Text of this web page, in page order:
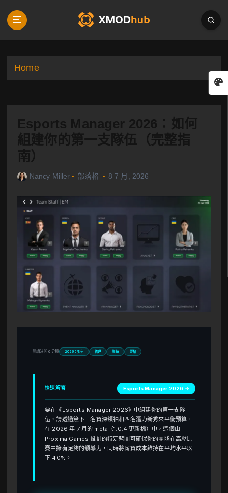
p
Home
Esports Manager 2026：如何
組建你的第一支隊伍（完整指
南）
Nancy Miller 部落格 8 7 月, 2026
閱讀時間 6 分鐘 2026：如何 管理 訓練 要點
快速解答 Esports Manager 2026 →
要在《Esports Manager 2026》中組建你的第一支隊
伍，請透過簽下一名資深領袖和四名潛力新秀來平衡預算。
在 2026 年 7 月的 meta（1.0.4 更新檔）中，這個由
Proxima Games 設計的特定藍圖可確保你的團隊在高壓比
賽中擁有足夠的領導力，同時將薪資成本維持在平均水平以
下 40%。